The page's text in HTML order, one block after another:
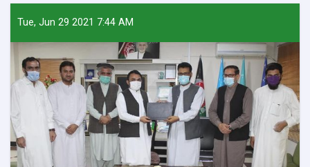
of
Higher
praised
the
presidents
of
Kabul
Polytechnic
and
Nangarhar
Universities.
Tue, Jun 29 2021 7:44 AM